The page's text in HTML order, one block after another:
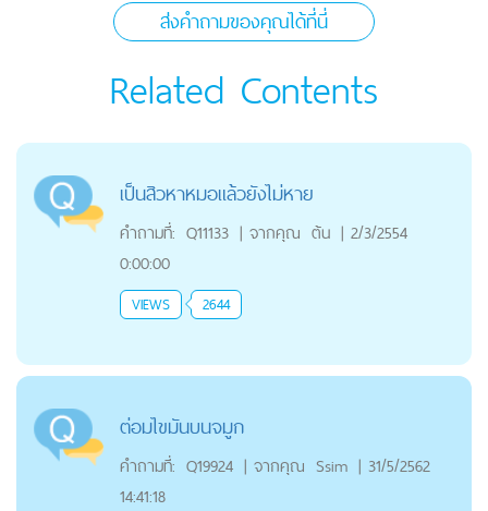
ส่งคำถามของคุณได้ที่นี่
Related Contents
เป็นสิวหาหมอแล้วยังไม่หาย
คำถามที่: Q11133 | จากคุณ ต้น | 2/3/2554
0:00:00
VIEWS 2644
ต่อมไขมันบนจมูก
คำถามที่: Q19924 | จากคุณ Ssim | 31/5/2562
14:41:18